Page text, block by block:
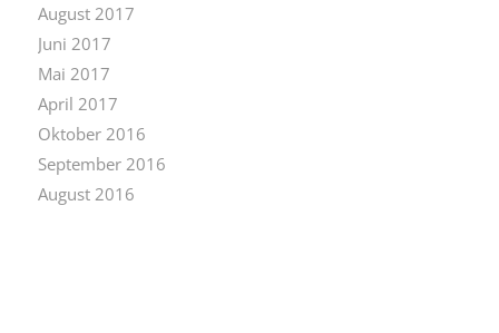
August 2017
Juni 2017
Mai 2017
April 2017
Oktober 2016
September 2016
August 2016